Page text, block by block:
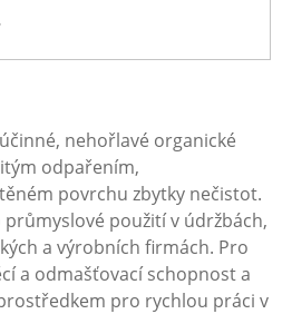
nehořlavé organické
odpařením,
povrchu zbytky nečistot.
použití v údržbách,
a výrobních firmách. Pro
a odmašťovací schopnost a
pro rychlou práci v